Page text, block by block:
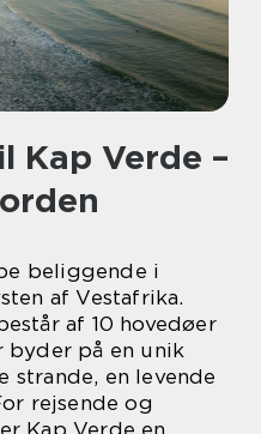
Verde –
beliggende i
af Vestafrika.
af 10 hovedøer
byder på en unik
strande, en levende
rejsende og
Kap Verde en